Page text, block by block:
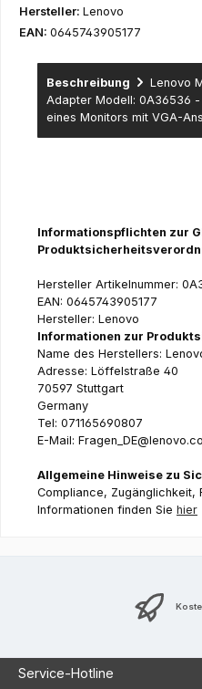
Hersteller: Lenovo
EAN: 0645743905177
Beschreibung
Lenovo
Adapter Modell: 0A36536
eines Monitors mit VGA-
Informationspflichten zur
Hersteller Artikelnummer:
EAN: 0645743905177
Hersteller: Lenovo
Informationen zur
Name des Herstellers:
Adresse: Löffelstraße 40
70597 Stuttgart
Germany
Tel: 071165690807
E-Mail:
Allgemeine Hinweise zu
Compliance, Zugänglichkeit,
Informationen finden Sie hier
Service-Hotline